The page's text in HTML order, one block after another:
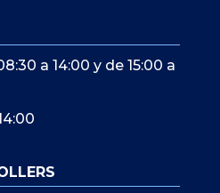
a 14:00 y de 15:00 a